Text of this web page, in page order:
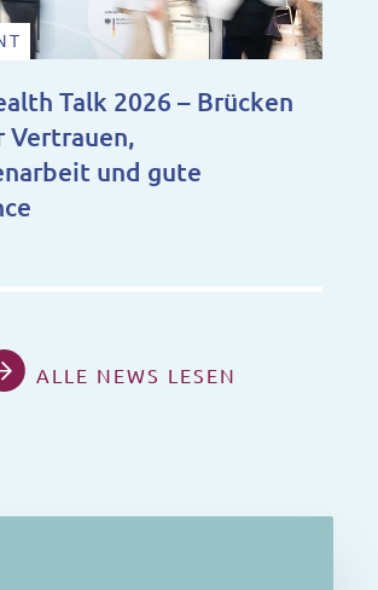
Talk 2026 – Brücken
Vertrauen,
und gute
ALLE NEWS LESEN